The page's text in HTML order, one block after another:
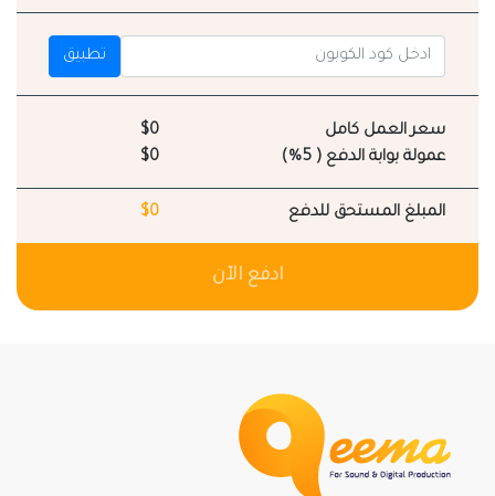
تطبيق
سعر العمل كامل
$0
عمولة بوابة الدفع ( 5%)
$0
المبلغ المستحق للدفع $0
ادفع الآن